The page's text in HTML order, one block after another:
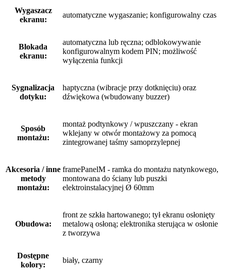
Wygaszacz
ekranu:
automatyczne wygaszanie; konfigurowalny czas
Blokada
ekranu:
automatyczna lub ręczna; odblokowywanie
konfigurowalnym kodem PIN; możliwość
wyłączenia funkcji
Sygnalizacja
dotyku:
haptyczna (wibracje przy dotknięciu) oraz
dźwiękowa (wbudowany buzzer)
Sposób
montażu:
montaż podtynkowy / wpuszczany - ekran
wklejany w otwór montażowy za pomocą
zintegrowanej taśmy samoprzylepnej
Akcesoria / inne
metody
montażu:
framePanelM - ramka do montażu natynkowego,
montowana do ściany lub puszki
elektroinstalacyjnej Ø 60mm
Obudowa:
front ze szkła hartowanego; tył ekranu osłonięty
metalową osłoną; elektronika sterująca w osłonie
z tworzywa
Dostępne
kolory:
biały, czarny